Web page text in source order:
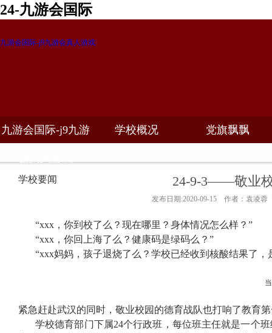
24-九游会国际
九游会国际-j9九游会真人游戏
九游会国际-j9九游 学校概况 党旗飘飘
学校要闻 24-9-3——敬业
发布日期:2020-09-15 作者：袁凌蓉
“xxx ，你到校了么？现在哪里？身体情况怎么样？”
“xxx ，你回上海了么？健康码是绿码么？”
“xxx妈妈，孩子退烧了么？学校已经收到核酸结果了，
紧急赶赴武汉的同时，敬业校园的德育战队也打响了教育
学校德育部门下属24个行政班，每位班主任就是一个班